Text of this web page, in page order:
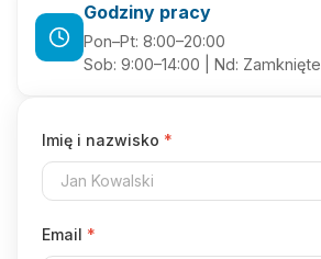
Godziny pracy
Pon–Pt: 8:00–20:00
Sob: 9:00–14:00 | Nd: Zamknięte
Imię i nazwisko *
Email *